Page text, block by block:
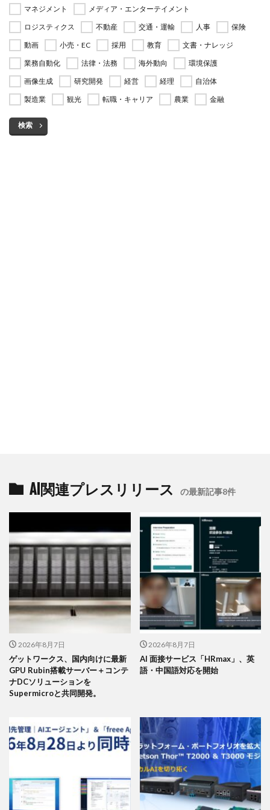
マネジメント
メディア・エンターテイメント
ロジスティクス
不動産 交通・運輸 人事
保険
動画
小売・EC 採用 教育
文書・ナレッジ
業務自動化
法律・法務 海外動向
環境保護
画像生成
研究開発 経営 経理
自治体
製造業
観光 転職・キャリア 農業 金融
検索
AI関連プレスリリース の最新記事8件
2026年8月7日
ゲットワークス、国内向けに最新
GPU Rubin搭載サーバー＋コンテ
ナDCソリューションを
Supermicroと共同開発。
2026年8月7日
AI 面接サービス「HRmax」、英
語・中国語対応を開始